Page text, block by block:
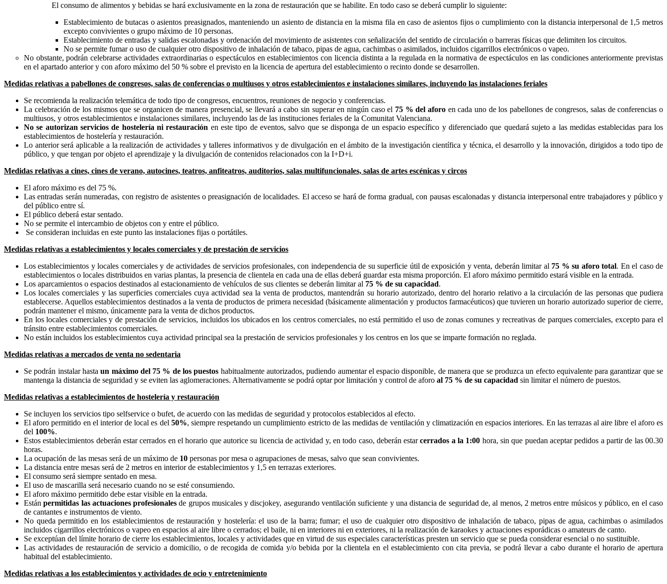
El consumo de alimentos y bebidas se hará exclusivamente en la zona de restauración que se habilite. En todo caso se deberá cumplir lo siguiente:
Establecimiento de butacas o asientos preasignados, manteniendo un asiento de distancia en la misma fila en caso de asientos fijos o cumplimiento con la distancia interpersonal de 1,5 metros
excepto convivientes o grupo máximo de 10 personas.
Establecimiento de entradas y salidas escalonadas y ordenación del movimiento de asistentes con señalización del sentido de circulación o barreras físicas que delimiten los circuitos.
No se permite fumar o uso de cualquier otro dispositivo de inhalación de tabaco, pipas de agua, cachimbas o asimilados, incluidos cigarrillos electrónicos o vapeo.
No obstante, podrán celebrarse actividades extraordinarias o espectáculos en establecimientos con licencia distinta a la regulada en la normativa de espectáculos en las condiciones anteriormente previstas
en el apartado anterior y con aforo máximo del 50 % sobre el previsto en la licencia de apertura del establecimiento o recinto donde se desarrollen.
Medidas relativas a pabellones de congresos, salas de conferencias o multiusos y otros establecimientos e instalaciones similares, incluyendo las instalaciones feriales
Se recomienda la realización telemática de todo tipo de congresos, encuentros, reuniones de negocio y conferencias.
La celebración de los mismos que se organicen de manera presencial, se llevará a cabo sin superar en ningún caso el 75 % del aforo en cada uno de los pabellones de congresos, salas de conferencias o
multiusos, y otros establecimientos e instalaciones similares, incluyendo las de las instituciones feriales de la Comunitat Valenciana.
No se autorizan servicios de hostelería ni restauración en este tipo de eventos, salvo que se disponga de un espacio específico y diferenciado que quedará sujeto a las medidas establecidas para los
establecimientos de hostelería y restauración.
Lo anterior será aplicable a la realización de actividades y talleres informativos y de divulgación en el ámbito de la investigación científica y técnica, el desarrollo y la innovación, dirigidos a todo tipo de
público, y que tengan por objeto el aprendizaje y la divulgación de contenidos relacionados con la I+D+i.
Medidas relativas a cines, cines de verano, autocines, teatros, anfiteatros, auditorios, salas multifuncionales, salas de artes escénicas y circos
El aforo máximo es del 75 %.
Las entradas serán numeradas, con registro de asistentes o preasignación de localidades. El acceso se hará de forma gradual, con pausas escalonadas y distancia interpersonal entre trabajadores y público y
del público entre sí.
El público deberá estar sentado.
No se permite el intercambio de objetos con y entre el público.
Se consideran incluidas en este punto las instalaciones fijas o portátiles.
Medidas relativas a establecimientos y locales comerciales y de prestación de servicios
Los establecimientos y locales comerciales y de actividades de servicios profesionales, con independencia de su superficie útil de exposición y venta, deberán limitar al 75 % su aforo total. En el caso de
establecimientos o locales distribuidos en varias plantas, la presencia de clientela en cada una de ellas deberá guardar esta misma proporción. El aforo máximo permitido estará visible en la entrada.
Los aparcamientos o espacios destinados al estacionamiento de vehículos de sus clientes se deberán limitar al 75 % de su capacidad.
Los locales comerciales y las superficies comerciales cuya actividad sea la venta de productos, mantendrán su horario autorizado, dentro del horario relativo a la circulación de las personas que pudiera
establecerse. Aquellos establecimientos destinados a la venta de productos de primera necesidad (básicamente alimentación y productos farmacéuticos) que tuvieren un horario autorizado superior de cierre,
podrán mantener el mismo, únicamente para la venta de dichos productos.
En los locales comerciales y de prestación de servicios, incluidos los ubicados en los centros comerciales, no está permitido el uso de zonas comunes y recreativas de parques comerciales, excepto para el
tránsito entre establecimientos comerciales.
No están incluidos los establecimientos cuya actividad principal sea la prestación de servicios profesionales y los centros en los que se imparte formación no reglada.
Medidas relativas a mercados de venta no sedentaria
Se podrán instalar hastaun máximo del 75 % de los puestos habitualmente autorizados, pudiendo aumentar el espacio disponible, de manera que se produzca un efecto equivalente para garantizar que se
mantenga la distancia de seguridad y se eviten las aglomeraciones. Alternativamente se podrá optar por limitación y control de aforo al 75 % de su capacidad sin limitar el número de puestos.
Medidas relativas a establecimientos de hostelería y restauración
Se incluyen los servicios tipo selfservice o bufet, de acuerdo con las medidas de seguridad y protocolos establecidos al efecto.
El aforo permitido en el interior de local es del 50%, siempre respetando un cumplimiento estricto de las medidas de ventilación y climatización en espacios interiores. En las terrazas al aire libre el aforo es
del 100%.
Estos establecimientos deberán estar cerrados en el horario que autorice su licencia de actividad y, en todo caso, deberán estarcerrados a la 1:00 hora, sin que puedan aceptar pedidos a partir de las 00.30
horas.
La ocupación de las mesas será de un máximo de 10 personas por mesa o agrupaciones de mesas, salvo que sean convivientes.
La distancia entre mesas será de 2 metros en interior de establecimientos y 1,5 en terrazas exteriores.
El consumo será siempre sentado en mesa.
El uso de mascarilla será necesario cuando no se esté consumiendo.
El aforo máximo permitido debe estar visible en la entrada.
Estánpermitidas las actuaciones profesionales de grupos musicales y discjokey, asegurando ventilación suficiente y una distancia de seguridad de, al menos, 2 metros entre músicos y público, en el caso
de cantantes e instrumentos de viento.
No queda permitido en los establecimientos de restauración y hostelería: el uso de la barra; fumar; el uso de cualquier otro dispositivo de inhalación de tabaco, pipas de agua, cachimbas o asimilados
incluidos cigarrillos electrónicos o vapeo en espacios al aire libre o cerrados; el baile, ni en interiores ni en exteriores, ni la realización de karaokes y actuaciones esporádicas o amateurs de canto.
Se exceptúan del límite horario de cierre los establecimientos, locales y actividades que en virtud de sus especiales características presten un servicio que se pueda considerar esencial o no sustituible.
Las actividades de restauración de servicio a domicilio, o de recogida de comida y/o bebida por la clientela en el establecimiento con cita previa, se podrá llevar a cabo durante el horario de apertura
habitual del establecimiento.
Medidas relativas a los establecimientos y actividades de ocio y entretenimiento